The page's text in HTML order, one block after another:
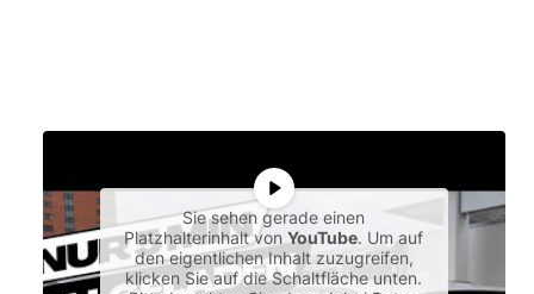
Sie sehen gerade einen
Platzhalterinhalt vonYouTube. Um auf
den eigentlichen Inhalt zuzugreifen,
klicken Sie auf die Schaltfläche unten.